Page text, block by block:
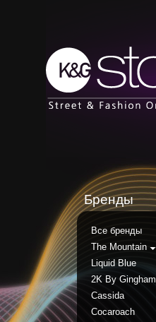
Бренды
Все бренды
The Mountain
Liquid Blue
2K By Gingham
Cassida
Cocaroach